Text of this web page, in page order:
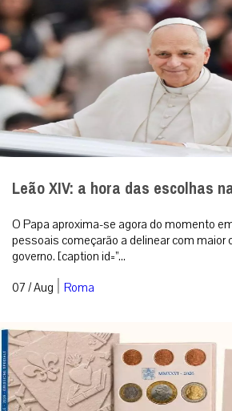
Leão XIV: a hora das escolhas
O Papa aproxima-se agora do momento
pessoais começarão a delinear com maior
governo. [caption id=”...
07 / Aug | Roma